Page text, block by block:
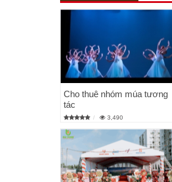
Cho thuê nhóm múa tương
tác
3,490